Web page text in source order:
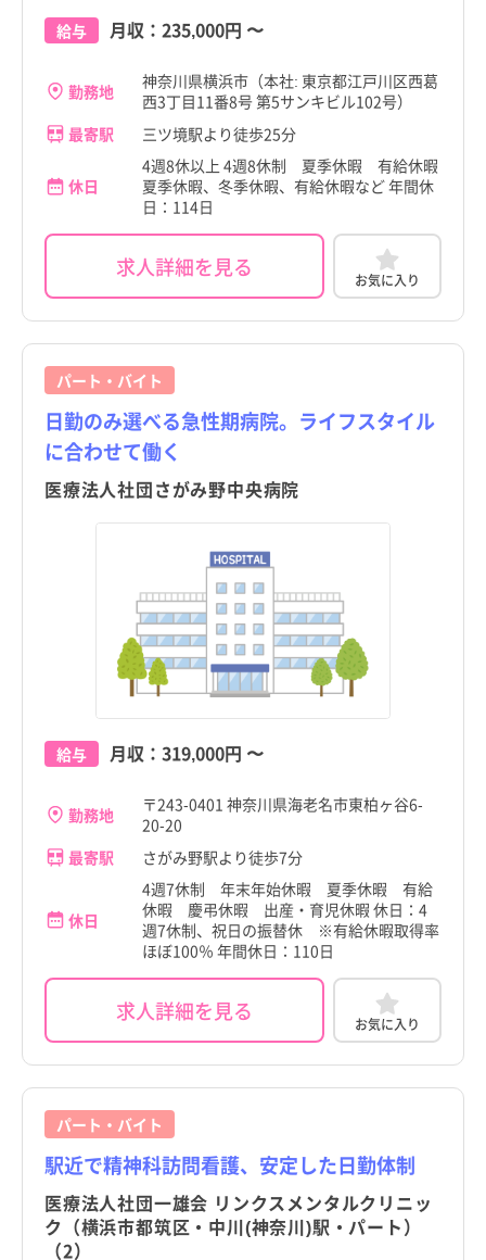
給与 月収： 235,000円 〜
勤務地
神奈川県横浜市（本社: 東京都江戸川区西葛
西3丁目11番8号 第5サンキビル102号）
最寄駅
三ツ境駅より徒歩25分
休日
4週8休以上 4週8休制 夏季休暇 有給休暇
夏季休暇、冬季休暇、有給休暇など 年間休
日：114日
求人詳細を見る お気に入り
パート・バイト
日勤のみ選べる急性期病院。ライフスタイル
に合わせて働く
医療法人社団さがみ野中央病院
給与 月収： 319,000円 〜
勤務地
〒243-0401 神奈川県海老名市東柏ヶ谷6-
20-20
最寄駅
さがみ野駅より徒歩7分
休日
4週7休制 年末年始休暇 夏季休暇 有給
休暇 慶弔休暇 出産・育児休暇 休日：4
週7休制、祝日の振替休 ※有給休暇取得率
ほぼ100％ 年間休日：110日
求人詳細を見る お気に入り
パート・バイト
駅近で精神科訪問看護、安定した日勤体制
医療法人社団一雄会 リンクスメンタルクリニッ
ク（横浜市都筑区・中川(神奈川)駅・パート）
（2）